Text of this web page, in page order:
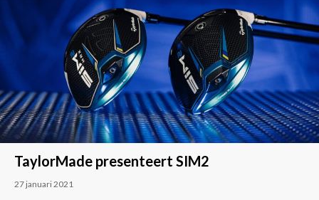
TaylorMade presenteert SIM2
27 januari 2021